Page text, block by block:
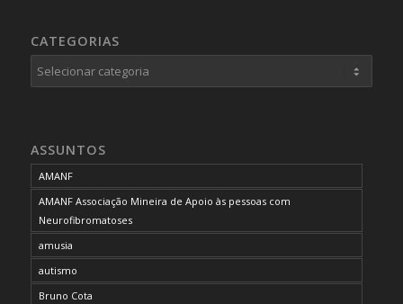
CATEGORIAS
Categorias
ASSUNTOS
AMANF
AMANF Associação Mineira de Apoio às pessoas com
Neurofibromatoses
amusia
autismo
Bruno Cota